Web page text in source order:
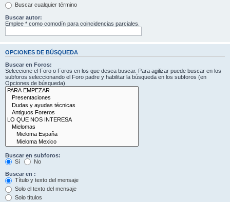
Buscar cualquier término
Buscar autor:
Emplee * como comodín para coincidencias parciales.
OPCIONES DE BÚSQUEDA
Buscar en Foros:
Seleccione el Foro o Foros en los que desea buscar. Para agilizar puede buscar en los
subforos seleccionando el Foro padre y habilitar la búsqueda en los subforos (en
Opciones de búsqueda).
Buscar en subforos:
Sí
No
Buscar en :
Título y texto del mensaje
Solo el texto del mensaje
Solo títulos